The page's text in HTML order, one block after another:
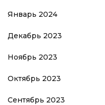
Январь 2024
Декабрь 2023
Ноябрь 2023
Октябрь 2023
Сентябрь 2023